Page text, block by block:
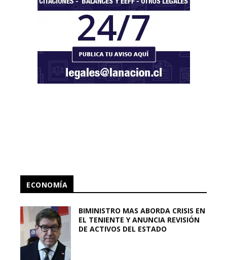
ECONOMÍA
BIMINISTRO MAS ABORDA CRISIS EN
EL TENIENTE Y ANUNCIA REVISIÓN
DE ACTIVOS DEL ESTADO